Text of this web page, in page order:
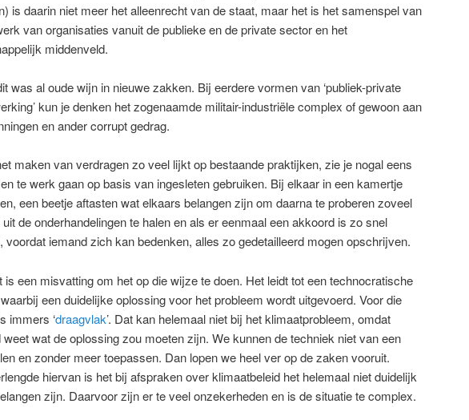
is daarin niet meer het alleenrecht van de staat, maar het is het samenspel van
van organisaties vanuit de publieke en de private sector en het
middenveld.
was al oude wijn in nieuwe zakken. Bij eerdere vormen van ‘publiek-private
kun je denken het zogenaamde militair-industriële complex of gewoon aan
en ander corrupt gedrag.
maken van verdragen zo veel lijkt op bestaande praktijken, zie je nogal eens
te werk gaan op basis van ingesleten gebruiken. Bij elkaar in een kamertje
een beetje aftasten wat elkaars belangen zijn om daarna te proberen zoveel
de onderhandelingen te halen en als er eenmaal een akkoord is zo snel
voordat iemand zich kan bedenken, alles zo gedetailleerd mogen opschrijven.
is een misvatting om het op die wijze te doen. Het leidt tot een technocratische
een duidelijke oplossing voor het probleem wordt uitgevoerd. Voor die
immers ‘draagvlak’. Dat kan helemaal niet bij het klimaatprobleem, omdat
weet wat de oplossing zou moeten zijn. We kunnen de techniek niet van een
en zonder meer toepassen. Dan lopen we heel ver op de zaken vooruit.
hiervan is het bij afspraken over klimaatbeleid het helemaal niet duidelijk
zijn. Daarvoor zijn er te veel onzekerheden en is de situatie te complex.